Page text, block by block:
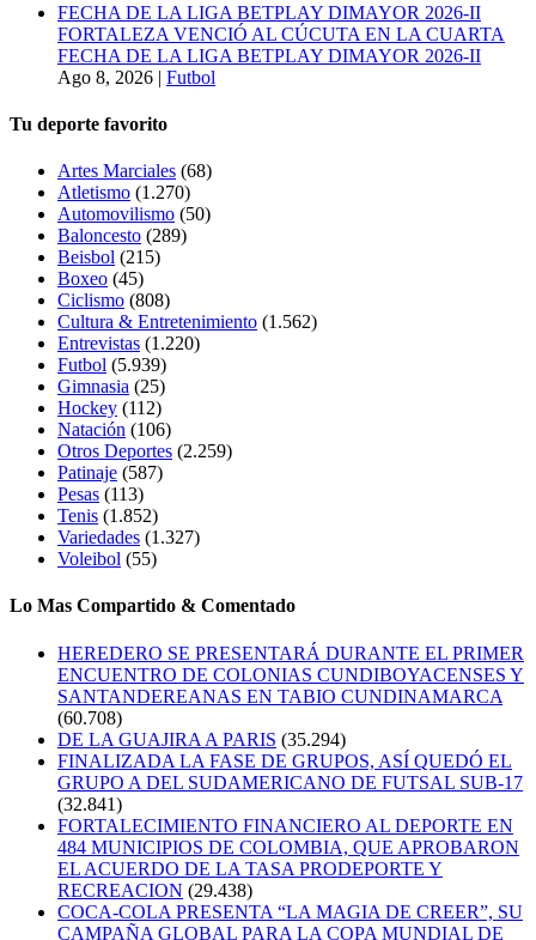
FORTALEZA VENCIÓ AL CÚCUTA EN LA CUARTA
FECHA DE LA LIGA BETPLAY DIMAYOR 2026-II
Ago 8, 2026 | Futbol
Tu deporte favorito
Artes Marciales (68)
Atletismo (1.270)
Automovilismo (50)
Baloncesto (289)
Beisbol (215)
Boxeo (45)
Ciclismo (808)
Cultura & Entretenimiento (1.562)
Entrevistas (1.220)
Futbol (5.939)
Gimnasia (25)
Hockey (112)
Natación (106)
Otros Deportes (2.259)
Patinaje (587)
Pesas (113)
Tenis (1.852)
Variedades (1.327)
Voleibol (55)
Lo Mas Compartido & Comentado
HEREDERO SE PRESENTARÁ DURANTE EL PRIMER
ENCUENTRO DE COLONIAS CUNDIBOYACENSES Y
SANTANDEREANAS EN TABIO CUNDINAMARCA
(60.708)
DE LA GUAJIRA A PARIS (35.294)
FINALIZADA LA FASE DE GRUPOS, ASÍ QUEDÓ EL
GRUPO A DEL SUDAMERICANO DE FUTSAL SUB-17
(32.841)
FORTALECIMIENTO FINANCIERO AL DEPORTE EN
484 MUNICIPIOS DE COLOMBIA, QUE APROBARON
EL ACUERDO DE LA TASA PRODEPORTE Y
RECREACION (29.438)
COCA-COLA PRESENTA “LA MAGIA DE CREER”, SU
CAMPAÑA GLOBAL PARA LA COPA MUNDIAL DE